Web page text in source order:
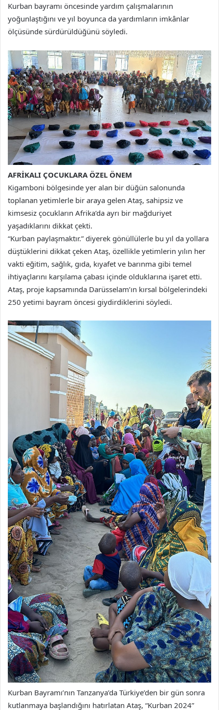
Kurban bayramı öncesinde yardım çalışmalarının
yoğunlaştığını ve yıl boyunca da yardımların imkânlar
ölçüsünde sürdürüldüğünü söyledi.
AFRİKALI ÇOCUKLARA ÖZEL ÖNEM
Kigamboni bölgesinde yer alan bir düğün salonunda
toplanan yetimlerle bir araya gelen Ataş, sahipsiz ve
kimsesiz çocukların Afrika’da ayrı bir mağduriyet
yaşadıklarını dikkat çekti.
“Kurban paylaşmaktır.” diyerek gönüllülerle bu yıl da yollara
düştüklerini dikkat çeken Ataş, özellikle yetimlerin yılın her
vakti eğitim, sağlık, gıda, kıyafet ve barınma gibi temel
ihtiyaçlarını karşılama çabası içinde olduklarına işaret etti.
Ataş, proje kapsamında Darüsselam’ın kırsal bölgelerindeki
250 yetimi bayram öncesi giydirdiklerini söyledi.
Kurban Bayramı’nın Tanzanya’da Türkiye’den bir gün sonra
kutlanmaya başlandığını hatırlatan Ataş, “Kurban 2024”